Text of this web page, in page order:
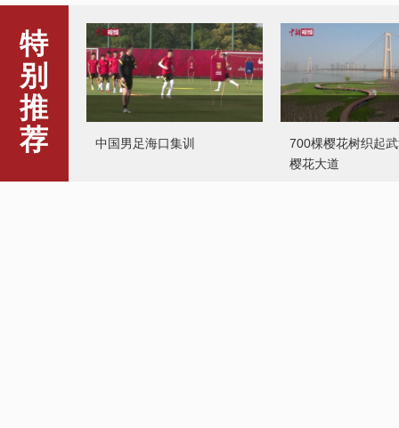
特
别
推
荐
中国男足海口集训
700棵樱花树织起
樱花大道